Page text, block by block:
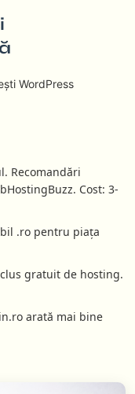
WordPress
Recomandări
Cost: 3-
.ro pentru piața
gratuit de hosting.
arată mai bine